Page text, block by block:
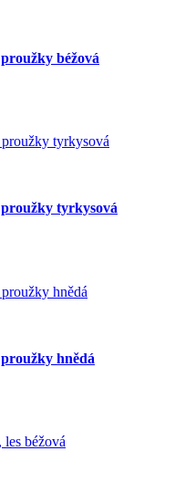
béžová
tyrkysová
hnědá